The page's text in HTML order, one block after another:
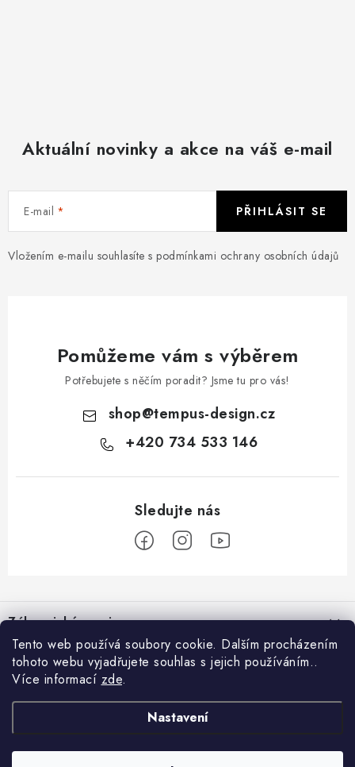
Tento web používá soubory cookie. Dalším procházením
tohoto webu vyjadřujete souhlas s jejich používáním..
Více informací zde.
Nastavení
Aktuální novinky a akce na váš e-mail
E-mail
Vložením e-mailu souhlasíte s podmínkami ochrany osobních údajů
PŘIHLÁSIT SE
Pomůžeme vám s výběrem
Potřebujete s něčím poradit? Jsme tu pro vás!
shop@tempus-design.cz
+420 734 533 146
á
pZákaznický servis
Hodnocení obchodu
Registrace do VIP klubu
O nás
Užitečné odkazy
GDPR